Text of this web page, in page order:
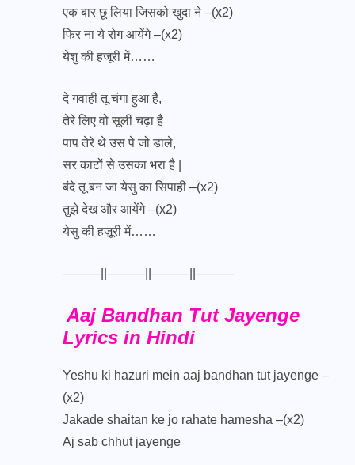
एक बार छू लिया जिसको खुदा ने –(x2)
फिर ना ये रोग आयेंगे –(x2)
येशु की हजूरी में……
दे गवाही तू चंगा हुआ है,
तेरे लिए वो सूली चढ़ा है
पाप तेरे थे उस पे जो डाले,
सर काटों से उसका भरा है |
बंदे तू बन जा येसु का सिपाही –(x2)
तुझे देख और आयेंगे –(x2)
येसु की हज़ूरी में……
———||———||———||———
Aaj Bandhan Tut Jayenge
Lyrics in Hindi
Yeshu ki hazuri mein aaj bandhan tut jayenge –
(x2)
Jakade shaitan ke jo rahate hamesha –(x2)
Aj sab chhut jayenge